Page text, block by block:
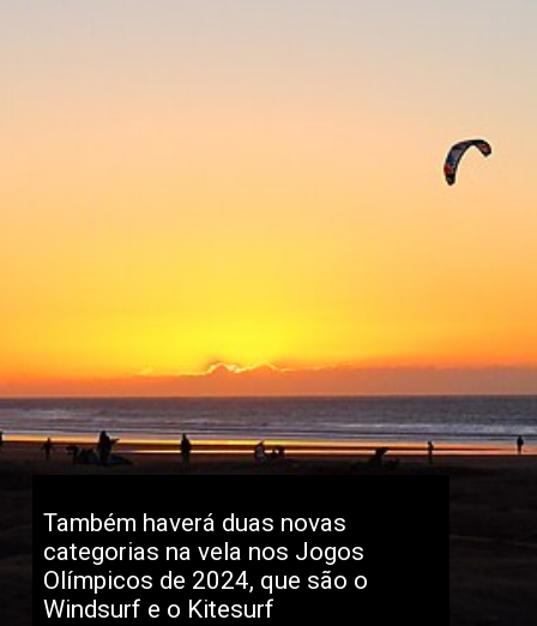
Também haverá duas novas
categorias na vela nos Jogos
Olímpicos de 2024, que são o
Windsurf e o Kitesurf